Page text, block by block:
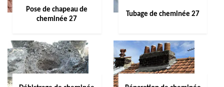
Pose de chapeau de
cheminée 27
Tubage de cheminée 27